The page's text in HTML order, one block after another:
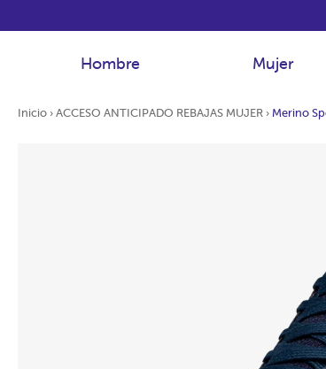
Hombre Mujer
Inicio ›ACCESO ANTICIPADO REBAJAS MUJER › Merino